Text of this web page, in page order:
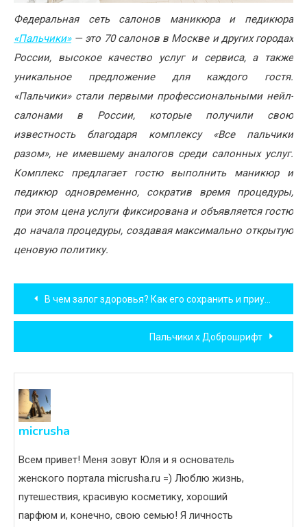
Федеральная сеть салонов маникюра и педикюра
«Пальчики»— это 70 салонов в Москве и других городах
России, высокое качество услуг и сервиса, а также
уникальное предложение для каждого гостя.
«Пальчики» стали первыми профессиональными нейл-
салонами в России, которые получили свою
известность благодаря комплексу «Все пальчики
разом», не имевшему аналогов среди салонных услуг.
Комплекс предлагает гостю выполнить маникюр и
педикюр одновременно, сократив время процедуры,
при этом цена услуги фиксирована и объявляется гостю
до начала процедуры, создавая максимально открытую
ценовую политику.
Навигация
по
записям
В чем залог здоровья? Как его сохранить и приумножить?
Пальчики х Доброшрифт
micrusha
Всем привет! Меня зовут Юля и я основатель
женского портала micrusha.ru =) Люблю жизнь,
путешествия, красивую косметику, хороший
парфюм и, конечно, свою семью! Я личность